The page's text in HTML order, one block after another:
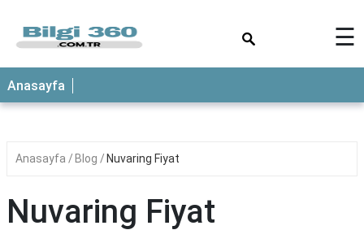
ANASAYFA
☰
Anasayfa
Anasayfa Blog Nuvaring Fiyat
Nuvaring Fiyat